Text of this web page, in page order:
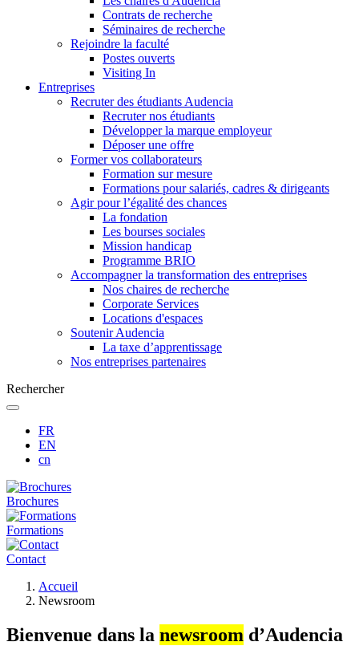
Contrats de recherche
Séminaires de recherche
Rejoindre la faculté
Postes ouverts
Visiting In
Entreprises
Recruter des étudiants Audencia
Recruter nos étudiants
Développer la marque employeur
Déposer une offre
Former vos collaborateurs
Formation sur mesure
Formations pour salariés, cadres & dirigeants
Agir pour l’égalité des chances
La fondation
Les bourses sociales
Mission handicap
Programme BRIO
Accompagner la transformation des entreprises
Nos chaires de recherche
Corporate Services
Locations d'espaces
Soutenir Audencia
La taxe d’apprentissage
Nos entreprises partenaires
Rechercher
FR
EN
cn
Brochures
Formations
Contact
d'Ariane
Accueil
Newsroom
Bienvenue dans la newsroom d’Audencia